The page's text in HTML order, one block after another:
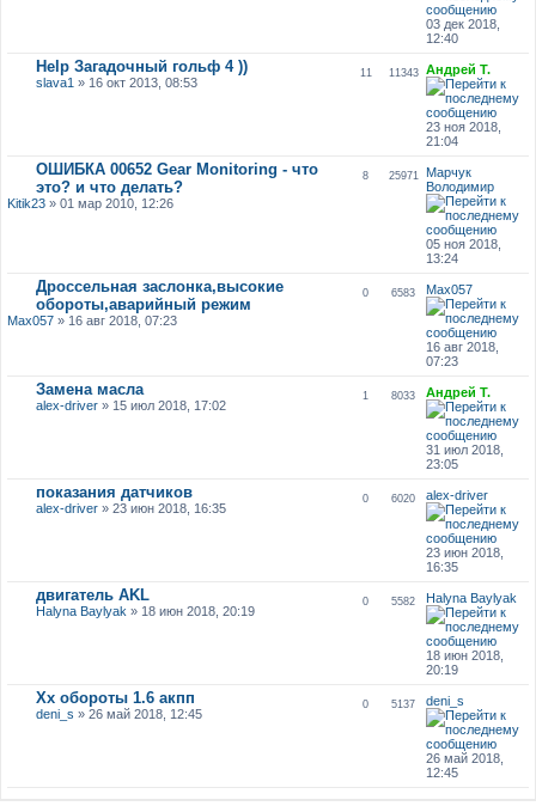
03 дек 2018,
12:40
Help Загадочный гольф 4 ))
slava1 » 16 окт 2013, 08:53
11 11343 Андрей Т.
23 ноя 2018,
21:04
ОШИБКА 00652 Gear Monitoring - что
это? и что делать?
Kitik23» 01 мар 2010, 12:26
8 25971
Марчук
Володимир
05 ноя 2018,
13:24
Дроссельная заслонка,высокие
обороты,аварийный режим
Max057» 16 авг 2018, 07:23
0 6583 Max057
16 авг 2018,
07:23
Замена масла
alex-driver» 15 июл 2018, 17:02
1 8033 Андрей Т.
31 июл 2018,
23:05
показания датчиков
alex-driver» 23 июн 2018, 16:35
0 6020 alex-driver
23 июн 2018,
16:35
двигатель AKL
Halyna Baylyak » 18 июн 2018, 20:19
0 5582 Halyna Baylyak
18 июн 2018,
20:19
Хх обороты 1.6 акпп
deni_s » 26 май 2018, 12:45
0 5137 deni_s
26 май 2018,
12:45